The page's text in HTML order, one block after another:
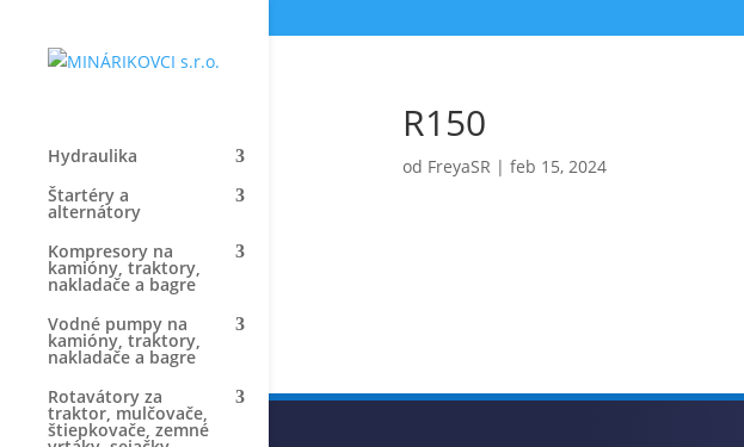
Hydraulika
Štartéry a
alternátory
Kompresory na
kamióny, traktory,
nakladače a bagre
Vodné pumpy na
kamióny, traktory,
nakladače a bagre
Rotavátory za
traktor, mulčovače,
štiepkovače, zemné
R150
od FreyaSR | feb 15, 2024